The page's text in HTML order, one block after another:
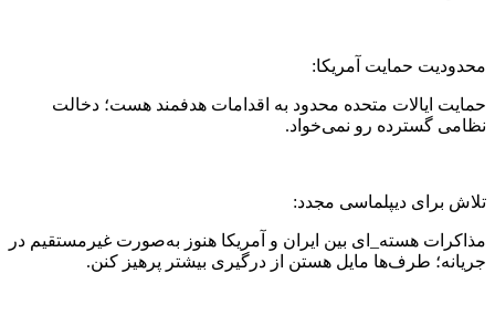
محدودیت حمایت آمریکا:
حمایت ایالات متحده محدود به اقدامات هدفمند هست؛ دخالت
نظامی گسترده رو نمی‌خواد.
تلاش برای دیپلماسی مجدد:
مذاکرات هسته‌_ای بین ایران و آمریکا هنوز به‌صورت غیرمستقیم در
جریانه؛ طرف‌ها مایل‌ هستن از درگیری بیشتر پرهیز کنن.